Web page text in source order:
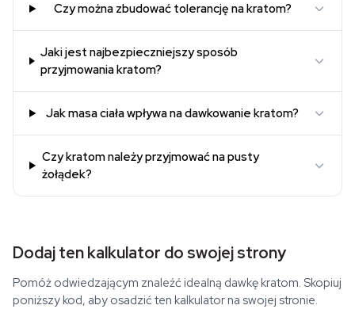
Czy można zbudować tolerancję na kratom?
Jaki jest najbezpieczniejszy sposób
przyjmowania kratom?
Jak masa ciała wpływa na dawkowanie kratom?
Czy kratom należy przyjmować na pusty
żołądek?
Dodaj ten kalkulator do swojej strony
Pomóż odwiedzającym znaleźć idealną dawkę kratom. Skopiuj
poniższy kod, aby osadzić ten kalkulator na swojej stronie.